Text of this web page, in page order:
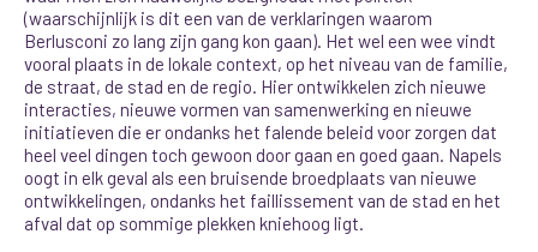
(waarschijnlijk is dit een van de verklaringen waarom
Berlusconi zo lang zijn gang kon gaan). Het wel een wee vindt
vooral plaats in de lokale context, op het niveau van de familie,
de straat, de stad en de regio. Hier ontwikkelen zich nieuwe
interacties, nieuwe vormen van samenwerking en nieuwe
initiatieven die er ondanks het falende beleid voor zorgen dat
heel veel dingen toch gewoon door gaan en goed gaan. Napels
oogt in elk geval als een bruisende broedplaats van nieuwe
ontwikkelingen, ondanks het faillissement van de stad en het
afval dat op sommige plekken kniehoog ligt.